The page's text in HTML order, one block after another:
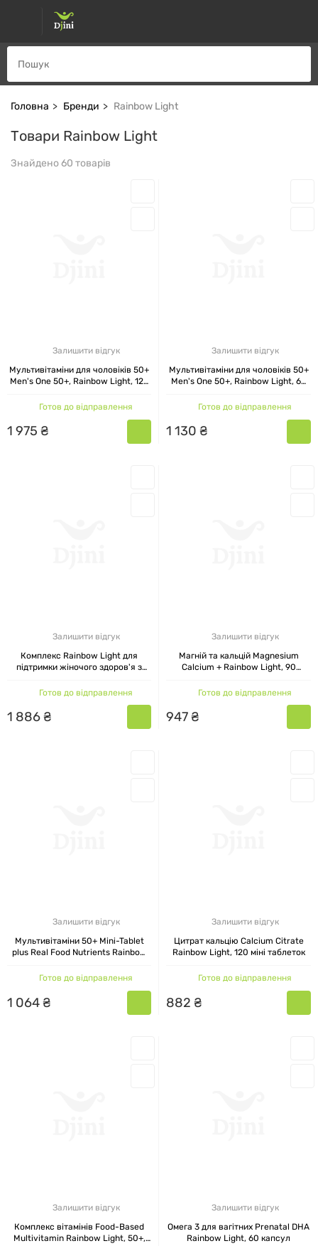
Головна Бренди Rainbow Light
Товари Rainbow Light
Знайдено 60 товарів
Залишити відгук
Мультивітаміни для чоловіків 50+
Men's One 50+, Rainbow Light, 120
Готов до відправлення
1 975 ₴
Залишити відгук
Мультивітаміни для чоловіків 50+
Men's One 50+, Rainbow Light, 60
Готов до відправлення
1 130 ₴
Залишити відгук
Комплекс Rainbow Light для
підтримки жіночого здоров'я з
Готов до відправлення
1 886₴
Залишити відгук
Магній та кальцій Magnesium
Calcium + Rainbow Light, 90
Готов до відправлення
947₴
Залишити відгук
Мультивітаміни 50+ Mini-Tablet
plus Real Food Nutrients Rainbow
Готов до відправлення
1 064₴
Залишити відгук
Цитрат кальцію Calcium Citrate
Rainbow Light, 120 міні таблеток
Готов до відправлення
882 ₴
Залишити відгук
Комплекс вітамінів Food-Based
Multivitamin Rainbow Light, 50+,
Залишити відгук
Омега 3 для вагітних Prenatal DHA
Rainbow Light, 60 капсул